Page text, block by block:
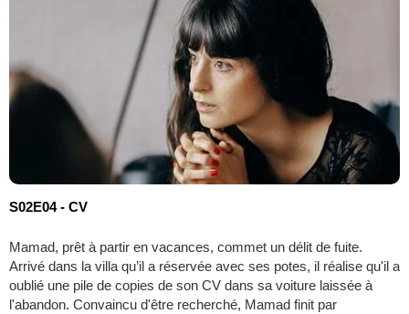
S02E04 - CV
Mamad, prêt à partir en vacances, commet un délit de fuite.
Arrivé dans la villa qu’il a réservée avec ses potes, il réalise qu'il a
oublié une pile de copies de son CV dans sa voiture laissée à
l'abandon. Convaincu d'être recherché, Mamad finit par